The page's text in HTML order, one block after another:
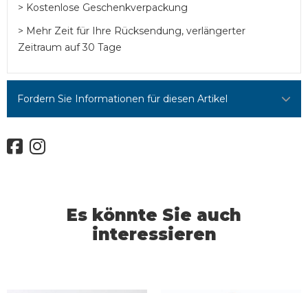
> Kostenlose Geschenkverpackung
> Mehr Zeit für Ihre Rücksendung, verlängerter
Zeitraum auf 30 Tage
Fordern Sie Informationen für diesen Artikel
Es könnte Sie auch
interessieren